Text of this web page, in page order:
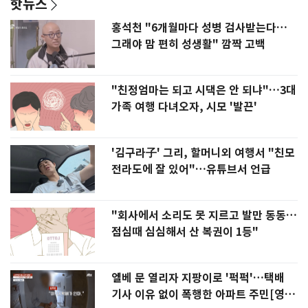
홍석천 "6개월마다 성병 검사받는다…
그래야 맘 편히 성생활" 깜짝 고백
"친정엄마는 되고 시댁은 안 되냐"…3대
가족 여행 다녀오자, 시모 '발끈'
'김구라子' 그리, 할머니외 여행서 "친모
전라도에 잘 있어"…유튜브서 언급
"회사에서 소리도 못 지르고 발만 동동…
점심때 심심해서 산 복권이 1등"
엘베 문 열리자 지팡이로 '퍽퍽'…택배
기사 이유 없이 폭행한 아파트 주민[영